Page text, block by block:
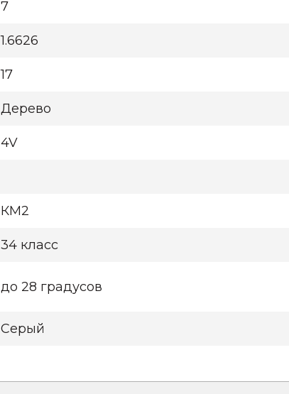
7
1.6626
17
Дерево
4V
КМ2
34 класс
до 28 градусов
Серый